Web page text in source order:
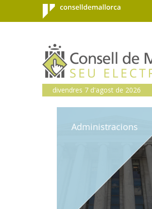
Salta al contingut principal
Consell de
Mallorca
divendres 7 d'agost de 2026
Administracions